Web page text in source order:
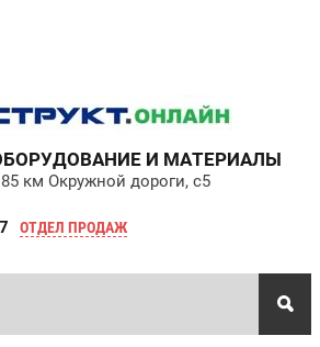
И МАТЕРИАЛЫ
км Окружной дороги, с5
ОТДЕЛ ПРОДАЖ